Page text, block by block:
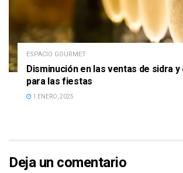
ESPACIO GOURMET
Disminución en las ventas de sidra y
para las fiestas
1 ENERO, 2025
Deja un comentario